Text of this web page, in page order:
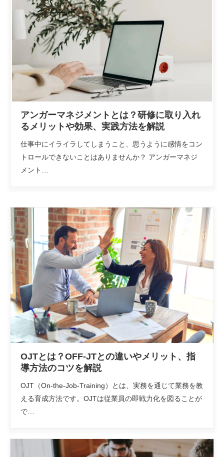
アンガーマネジメントとは？研修に取り入れ
るメリットや効果、実践方法を解説
仕事中にイライラしてしまうこと、思うように感情をコン
トロールできないことはありませんか？ アンガーマネジ
メント…
OJTとは？OFF-JTとの違いやメリット、指
導方法のコツを解説
OJT（On-the-Job-Training）とは、実務を通じて業務を教
える育成方法です。OJTは従業員の即戦力化を図ることが
で…